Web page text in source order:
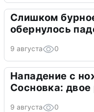
Слишком
обернулось
9 августа 0
Нападение с
Сосновка:
9 августа 0